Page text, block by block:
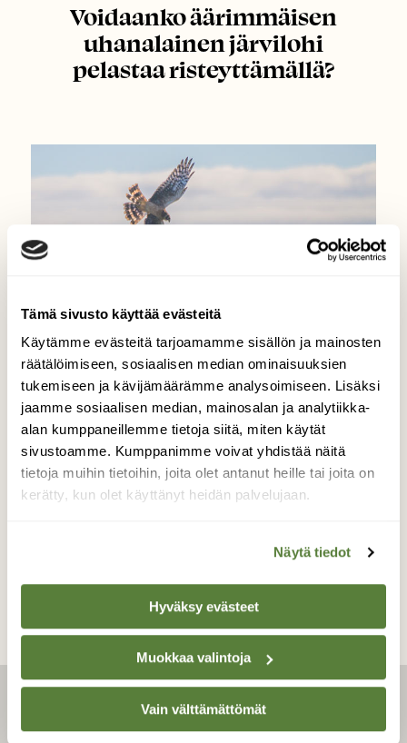
Tämä sivusto käyttää evästeitä
Käytämme evästeitä tarjoamamme sisällön ja mainosten
räätälöimiseen, sosiaalisen median ominaisuuksien
tukemiseen ja kävijämäärämme analysoimiseen. Lisäksi
jaamme sosiaalisen median, mainosalan ja analytiikka-
alan kumppaneillemme tietoja siitä, miten käytät
sivustoamme. Kumppanimme voivat yhdistää näitä
tietoja muihin tietoihin, joita olet antanut heille tai joita on
kerätty, kun olet käyttänyt heidän palvelujaan.
Näytä tiedot
Hyväksy evästeet
Muokkaa valintoja
Vain välttämättömät
Voidaanko äärimmäisen
uhanalainen järvilohi
pelastaa risteyttämällä?
UUTISET
Sini- ja arosuohaukan
risteymistä enemmän
havaintoja kuin koskaan
LEHTI